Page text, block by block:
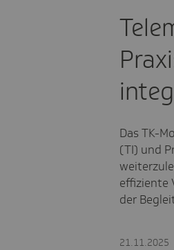
Das TK-
(TI) und
effiziente
der
21.11.2025